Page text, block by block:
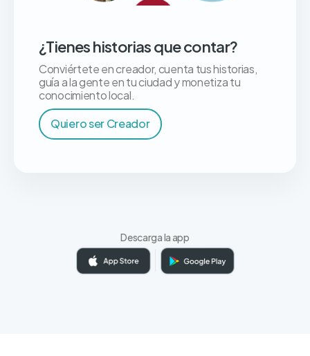
¿Tienes historias que contar?
Conviértete en creador, cuenta tus historias,
guía a la gente en tu ciudad y monetiza tu
conocimiento local.
Quiero ser Creador
Descarga la app